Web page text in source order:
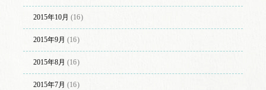
2015年10月 (16)
2015年9月 (16)
2015年8月 (16)
2015年7月 (16)